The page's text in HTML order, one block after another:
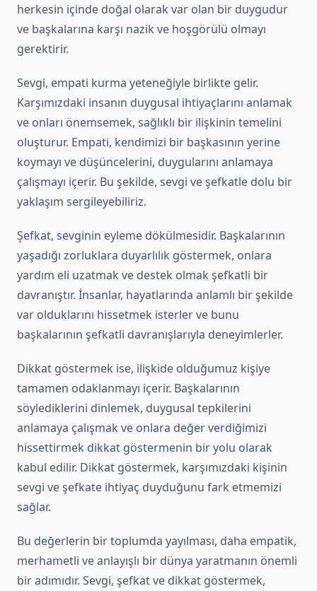
herkesin içinde doğal olarak var olan bir duygudur
ve başkalarına karşı nazik ve hoşgörülü olmayı
gerektirir.
Sevgi, empati kurma yeteneğiyle birlikte gelir.
Karşımızdaki insanın duygusal ihtiyaçlarını anlamak
ve onları önemsemek, sağlıklı bir ilişkinin temelini
oluşturur. Empati, kendimizi bir başkasının yerine
koymayı ve düşüncelerini, duygularını anlamaya
çalışmayı içerir. Bu şekilde, sevgi ve şefkatle dolu bir
yaklaşım sergileyebiliriz.
Şefkat, sevginin eyleme dökülmesidir. Başkalarının
yaşadığı zorluklara duyarlılık göstermek, onlara
yardım eli uzatmak ve destek olmak şefkatli bir
davranıştır. İnsanlar, hayatlarında anlamlı bir şekilde
var olduklarını hissetmek isterler ve bunu
başkalarının şefkatli davranışlarıyla deneyimlerler.
Dikkat göstermek ise, ilişkide olduğumuz kişiye
tamamen odaklanmayı içerir. Başkalarının
söylediklerini dinlemek, duygusal tepkilerini
anlamaya çalışmak ve onlara değer verdiğimizi
hissettirmek dikkat göstermenin bir yolu olarak
kabul edilir. Dikkat göstermek, karşımızdaki kişinin
sevgi ve şefkate ihtiyaç duyduğunu fark etmemizi
sağlar.
Bu değerlerin bir toplumda yayılması, daha empatik,
merhametli ve anlayışlı bir dünya yaratmanın önemli
bir adımıdır. Sevgi, şefkat ve dikkat göstermek,